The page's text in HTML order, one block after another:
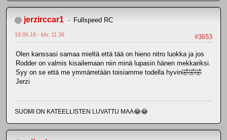
jerzirccar1 Fullspeed RC
#3653
19.06.19 - klo: 11.36
Olen kanssasi samaa mieltä että tää on hieno nitro luokka ja jos
Rodder on valmis kisailemaan niin minä lupasin hänen mekkariksi.
Syy on se että me ymmärretään toisiamme todella hyvin🤣🤣🤣
Jerzi
SUOMI ON KATEELLISTEN LUVATTU MAA😂😂